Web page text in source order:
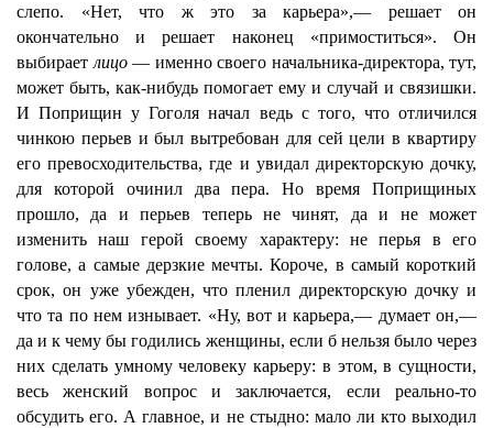
слепо. «Нет, что ж это за карьера»,— решает он
окончательно и решает наконец «примоститься». Он
выбирает лицо — именно своего начальника-директора, тут,
может быть, как-нибудь помогает ему и случай и связишки.
И Поприщин у Гоголя начал ведь с того, что отличился
чинкою перьев и был вытребован для сей цели в квартиру
его превосходительства, где и увидал директорскую дочку,
для которой очинил два пера. Но время Поприщиных
прошло, да и перьев теперь не чинят, да и не может
изменить наш герой своему характеру: не перья в его
голове, а самые дерзкие мечты. Короче, в самый короткий
срок, он уже убежден, что пленил директорскую дочку и
что та по нем изнывает. «Ну, вот и карьера,— думает он,—
да и к чему бы годились женщины, если б нельзя было через
них сделать умному человеку карьеру: в этом, в сущности,
весь женский вопрос и заключается, если реально-то
обсудить его. А главное, и не стыдно: мало ли кто выходил